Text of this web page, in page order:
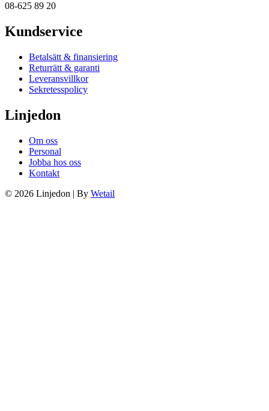
08-625 89 20
Kundservice
Betalsätt & finansiering
Returrätt & garanti
Leveransvillkor
Sekretesspolicy
Linjedon
Om oss
Personal
Jobba hos oss
Kontakt
© 2026 Linjedon | By Wetail